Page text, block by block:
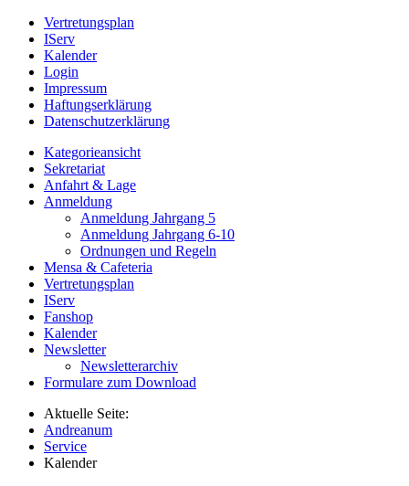
Vertretungsplan
IServ
Kalender
Login
Impressum
Haftungserklärung
Datenschutzerklärung
Kategorieansicht
Sekretariat
Anfahrt & Lage
Anmeldung
Anmeldung Jahrgang 5
Anmeldung Jahrgang 6-10
Ordnungen und Regeln
Mensa & Cafeteria
Vertretungsplan
IServ
Fanshop
Kalender
Newsletter
Newsletterarchiv
Formulare zum Download
Aktuelle Seite:
Andreanum
Service
Kalender